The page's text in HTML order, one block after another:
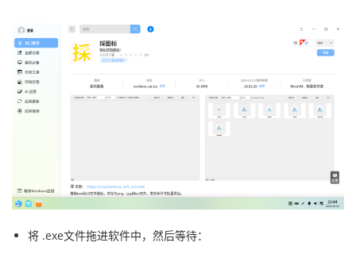
将 .exe文件拖进软件中，然后等待：